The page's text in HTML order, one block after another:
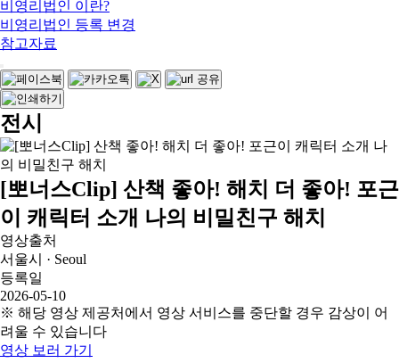
비영리법인 이란?
비영리법인 등록 변경
참고자료
전시
[뽀너스Clip] 산책 좋아! 해치 더 좋아! 포근
이 캐릭터 소개 나의 비밀친구 해치
영상출처
서울시 · Seoul
등록일
2026-05-10
※ 해당 영상 제공처에서 영상 서비스를 중단할 경우 감상이 어
려울 수 있습니다
영상 보러 가기